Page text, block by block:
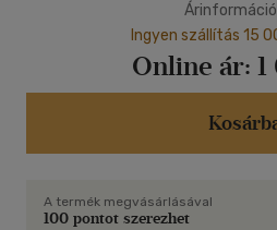
Ingyen szállítás 15
Online ár:
A termék megvásárlásával
100 pontot szerezhet